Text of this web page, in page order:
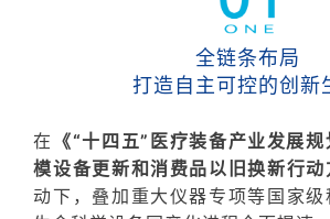
全链条布局
打造自主可控的创新
在 《“十四五”医疗装备产业发展
模设备更新和消费品以旧换新行动
动下，叠加重大仪器专项等国家级